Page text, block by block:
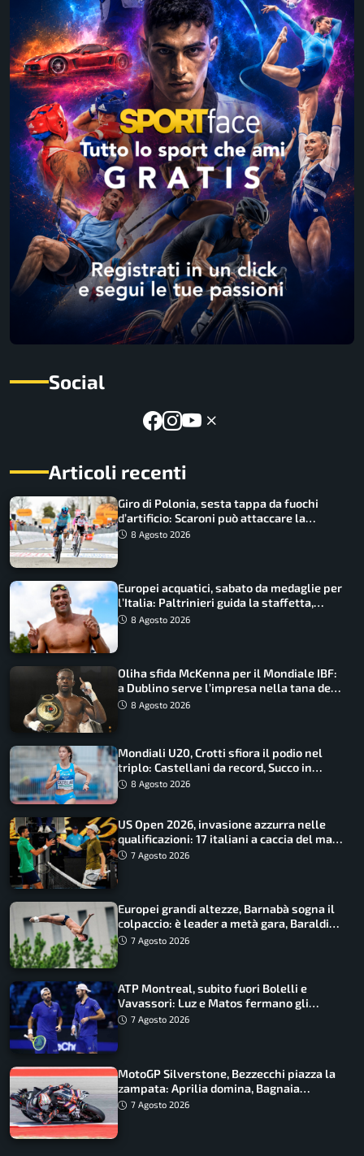
Social
Articoli recenti
Giro di Polonia, sesta tappa da fuochi
d’artificio: Scaroni può attaccare la
maglia di Lemmen
8 Agosto 2026
Europei acquatici, sabato da medaglie per
l’Italia: Paltrinieri guida la staffetta,
Barnabà sogna l’oro dalle grandi altezze
8 Agosto 2026
Oliha sfida McKenna per il Mondiale IBF:
a Dublino serve l’impresa nella tana del
lupo8 Agosto 2026
Mondiali U20, Crotti sfiora il podio nel
triplo: Castellani da record, Succo in
finale
8 Agosto 2026
US Open 2026, invasione azzurra nelle
qualificazioni: 17 italiani a caccia del main
draw7 Agosto 2026
Europei grandi altezze, Barnabà sogna il
colpaccio: è leader a metà gara, Baraldi
ancora in corsa
7 Agosto 2026
ATP Montreal, subito fuori Bolelli e
Vavassori: Luz e Matos fermano gli
azzurri
7 Agosto 2026
MotoGP Silverstone, Bezzecchi piazza la
zampata: Aprilia domina, Bagnaia
costretto al Q1
7 Agosto 2026